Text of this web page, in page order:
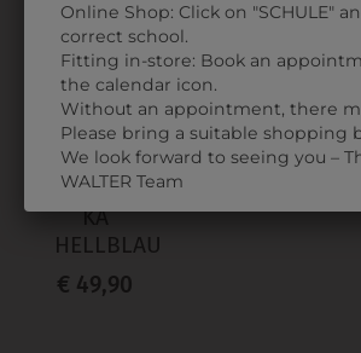
367311450029
PILOTENHEMD
KA
HELLBLAU
€ 49,90
Online Shop: Click on "SCHULE"
correct school.
Fitting in-store: Book an
the calendar icon.
Without an appointment, there
Please bring a suitable shopping
We look forward to seeing you –
WALTER Team